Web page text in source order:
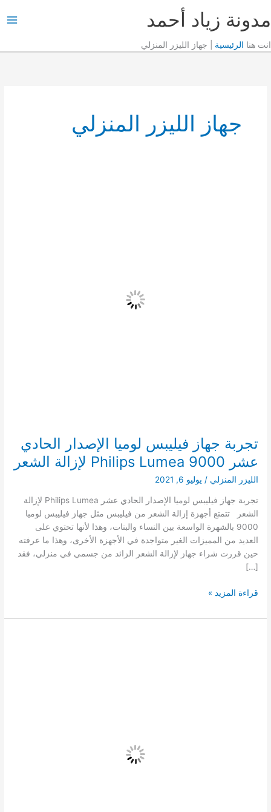
إلى
المحتوى
مدونة زياد أحمد
انت هنا الرئيسية جهاز الليزر المنزلي
جهاز الليزر المنزلي
تجربة جهاز فيليبس لوميا الإصدار الحادي
عشر Philips Lumea 9000 لإزالة الشعر
الليزر المنزلي / يوليو 6, 2021
تجربة جهاز فيليبس لوميا الإصدار الحادي عشر Philips Lumea لإزالة
الشعر تتمتع أجهزة إزالة الشعر من فيليبس مثل جهاز فيليبس لوميا
9000 بالشهرة الواسعة بين النساء والبنات، وهذا لأنها تحتوي على
العديد من المميزات الغير متواجدة في الأجهزة الأخرى، وهذا ما عرفته
حين قررت شراء جهاز لإزالة الشعر الزائد من جسمي في منزلي، فقد
[…]
تجربة
فيليبس
قراءة المزيد »